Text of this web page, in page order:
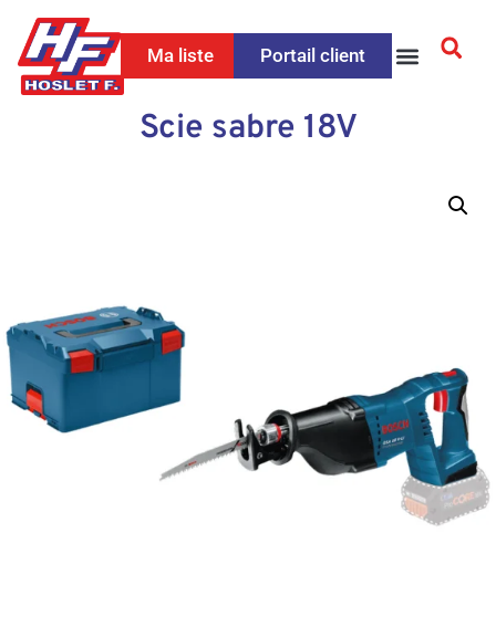
Ma liste Portail client
Scie sabre 18V